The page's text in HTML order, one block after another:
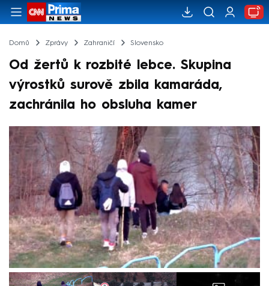
Domů Zprávy Zahraničí Slovensko
Od žertů k rozbité lebce. Skupina
výrostků surově zbila kamaráda,
zachránila ho obsluha kamer